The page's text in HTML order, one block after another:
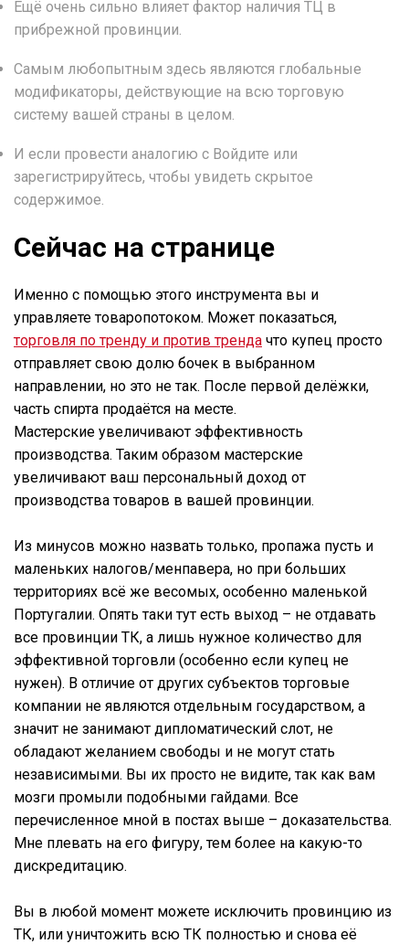
Ещё очень сильно влияет фактор наличия ТЦ в
прибрежной провинции.
Самым любопытным здесь являются глобальные
модификаторы, действующие на всю торговую
систему вашей страны в целом.
И если провести аналогию с Войдите или
зарегистрируйтесь, чтобы увидеть скрытое
содержимое.
Сейчас на странице
Именно с помощью этого инструмента вы и
управляете товаропотоком. Может показаться,
торговля по тренду и против тренда что купец просто
отправляет свою долю бочек в выбранном
направлении, но это не так. После первой делёжки,
часть спирта продаётся на месте.
Мастерские увеличивают эффективность
производства. Таким образом мастерские
увеличивают ваш персональный доход от
производства товаров в вашей провинции.
Из минусов можно назвать только, пропажа пусть и
маленьких налогов/менпавера, но при больших
территориях всё же весомых, особенно маленькой
Португалии. Опять таки тут есть выход – не отдавать
все провинции ТК, а лишь нужное количество для
эффективной торговли (особенно если купец не
нужен). В отличие от других субъектов торговые
компании не являются отдельным государством, а
значит не занимают дипломатический слот, не
обладают желанием свободы и не могут стать
независимыми. Вы их просто не видите, так как вам
мозги промыли подобными гайдами. Все
перечисленное мной в постах выше – доказательства.
Мне плевать на его фигуру, тем более на какую-то
дискредитацию.
Вы в любой момент можете исключить провинцию из
ТК, или уничтожить всю ТК полностью и снова её